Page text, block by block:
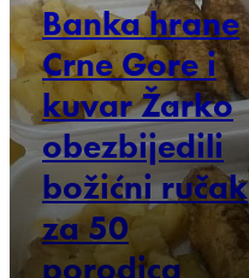
Banka hrane
Crne Gore i
kuvar Žarko
obezbijedili
božićni ručak
za 50
porodica